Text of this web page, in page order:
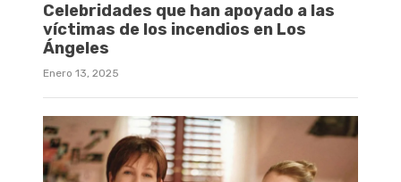
Celebridades que han apoyado a las
víctimas de los incendios en Los
Ángeles
Enero 13, 2025